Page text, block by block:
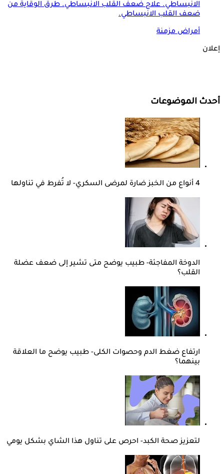
الانبساطي. علاج ضعف القلب الانبساطي. طرق الوقاية من
ضعف القلب الانبساطي.
أمراض مزمنة
إعلان
أحدث الموضوعات
4 أنواع من الخبز ضارة لمرضى السكري- لا تُفرط في تناولها
الدوخة المفاجئة- طبيب يوضح متى تشير إلى ضعف عضلة
القلب؟
ارتفاع ضغط الدم وحصوات الكلى- طبيب يوضح ما العلاقة
بينهما؟
لتعزيز صحة الكبد- احرص على تناول هذا الشاي بشكل يومي